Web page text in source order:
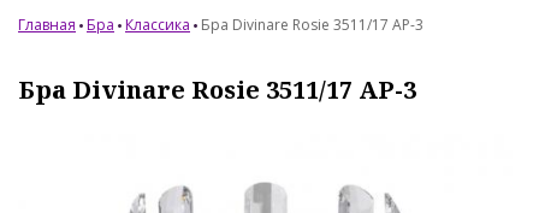
Главная Бра Классика Бра Divinare Rosie 3511/17 AP-3
Бра Divinare Rosie 3511/17 AP-3